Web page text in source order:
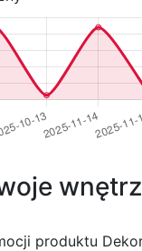
produktu